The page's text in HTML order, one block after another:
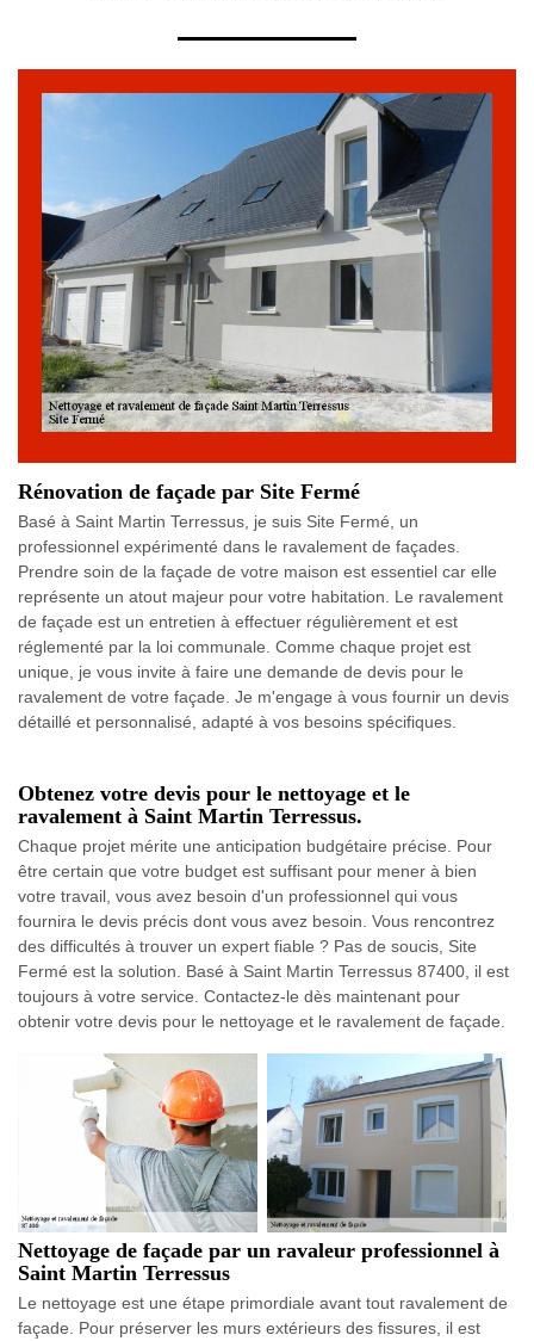
Rénovation de façade par Site Fermé
Basé à Saint Martin Terressus, je suis Site Fermé, un
professionnel expérimenté dans le ravalement de façades.
Prendre soin de la façade de votre maison est essentiel car elle
représente un atout majeur pour votre habitation. Le ravalement
de façade est un entretien à effectuer régulièrement et est
réglementé par la loi communale. Comme chaque projet est
unique, je vous invite à faire une demande de devis pour le
ravalement de votre façade. Je m'engage à vous fournir un devis
détaillé et personnalisé, adapté à vos besoins spécifiques.
Obtenez votre devis pour le nettoyage et le
ravalement à Saint Martin Terressus.
Chaque projet mérite une anticipation budgétaire précise. Pour
être certain que votre budget est suffisant pour mener à bien
votre travail, vous avez besoin d'un professionnel qui vous
fournira le devis précis dont vous avez besoin. Vous rencontrez
des difficultés à trouver un expert fiable ? Pas de soucis, Site
Fermé est la solution. Basé à Saint Martin Terressus 87400, il est
toujours à votre service. Contactez-le dès maintenant pour
obtenir votre devis pour le nettoyage et le ravalement de façade.
Nettoyage de façade par un ravaleur professionnel à
Saint Martin Terressus
Le nettoyage est une étape primordiale avant tout ravalement de
façade. Pour préserver les murs extérieurs des fissures, il est